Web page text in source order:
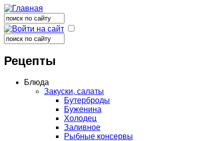
Форма поиска
Поиск
Поиск
Рецепты
Блюда
Закуски, салаты
Бутерброды
Буженина
Холодец
Заливное
Рыбные консервы